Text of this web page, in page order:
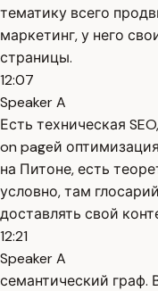
тематику всего
маркетинг, у него
страницы.
12:07
Speaker A
Есть техническая
on pageй
на Питоне, есть
условно, там
доставлять свой
12:21
Speaker A
семантический граф.